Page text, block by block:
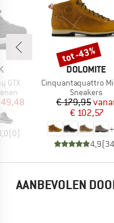
GTX
prijs
(0)
MERK
DOLOMITE
Artikel
Cinquantaquattro Mid Full Grain Leather
Productgroep
Sneakers
Prijs
€ 179,95
€ 102,57
+
4,9(34
Korting
tot -43%
AANBEVOLEN